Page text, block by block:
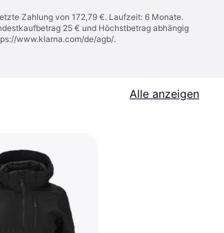
Zahlung von 172,79 €. Laufzeit: 6 Monate.
25 € und Höchstbetrag abhängig
www.klarna.com/de/agb/.
Alle anzeigen